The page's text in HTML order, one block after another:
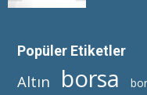
Popüler Etiketler
Altın borsa